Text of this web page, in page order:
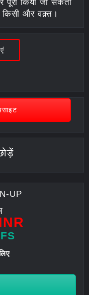
पूरा किया जा सकता
किसी और वक़्त।